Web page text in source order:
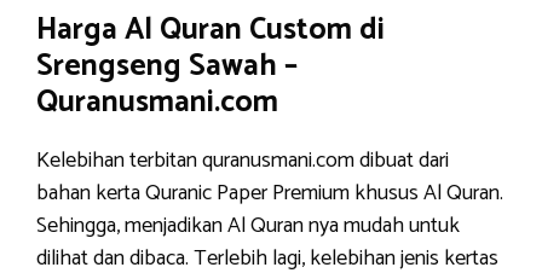
Harga Al Quran Custom di
Srengseng Sawah –
Quranusmani.com
Kelebihan terbitan quranusmani.com dibuat dari
bahan kerta Quranic Paper Premium khusus Al Quran.
Sehingga, menjadikan Al Quran nya mudah untuk
dilihat dan dibaca. Terlebih lagi, kelebihan jenis kertas